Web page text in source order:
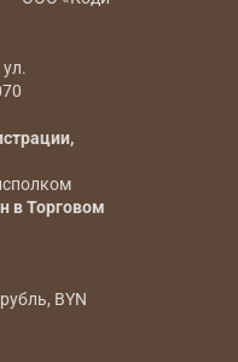
в Торговом
BYN